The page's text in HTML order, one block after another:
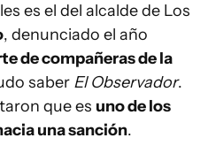
es el del alcalde de Los
, denunciado el año
de compañeras de la
saber El Observador.
que es uno de los
una sanción.